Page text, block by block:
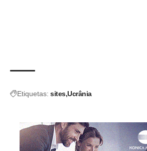
Etiquetas: sites Ucrânia